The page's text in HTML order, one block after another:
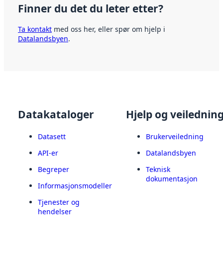
Finner du det du leter etter?
Ta kontakt med oss her, eller spør om hjelp i
Datalandsbyen.
Datakataloger
Datasett
API-er
Begreper
Informasjonsmodeller
Tjenester og
hendelser
Hjelp og
Brukerveiledning
Datalandsbyen
Teknisk
dokumentasjon